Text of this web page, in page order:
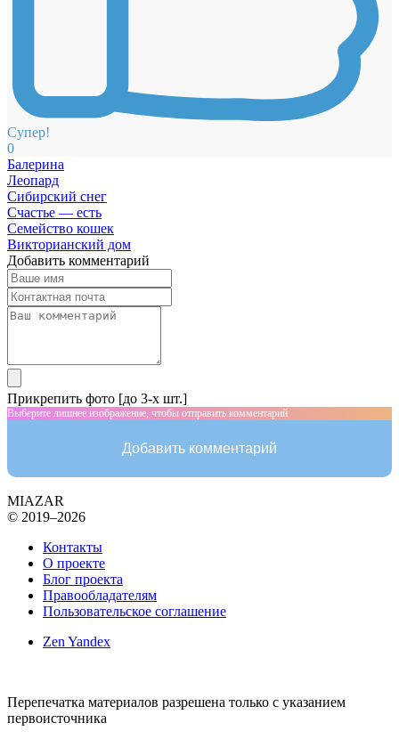
Супер!
0
Балерина
Леопард
Сибирский снег
Счастье — есть
Семейство кошек
Викторианский дом
Добавить комментарий
Прикрепить фото [до 3-х шт.]
Выберите лишнее изображение, чтобы отправить комментарий
Добавить комментарий
MIAZAR
© 2019–2026
Контакты
О проекте
Блог проекта
Правообладателям
Пользовательское соглашение
Zen Yandex
Перепечатка материалов разрешена только с указанием
первоисточника